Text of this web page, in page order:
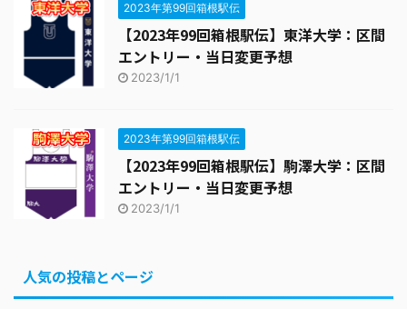
2023年第99回箱根駅伝
【2023年99回箱根駅伝】東洋大学：区間
エントリー・当日変更予想
2023/1/1
2023年第99回箱根駅伝
【2023年99回箱根駅伝】駒澤大学：区間
エントリー・当日変更予想
2023/1/1
人気の投稿とページ